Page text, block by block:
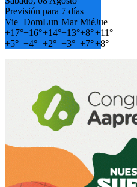
Previsión para 7 días
Vie DomLun Mar MiéJue
+17°+16°+14°+13°+8°+11°
+5° +4° +2° +3° +7°+8°